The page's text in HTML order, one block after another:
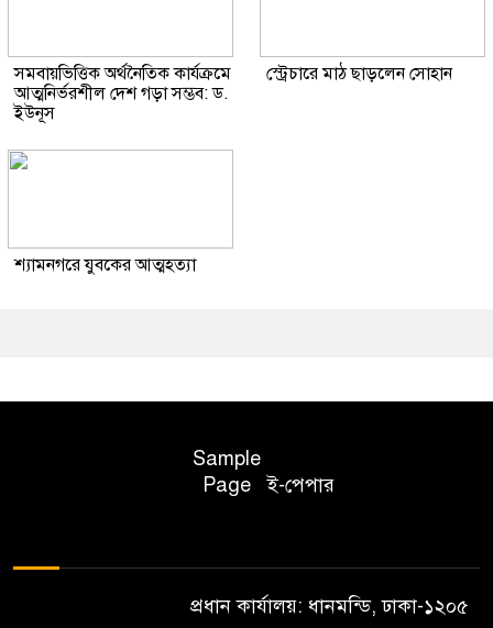
সমবায়ভিত্তিক অর্থনৈতিক কার্যক্রমে
আত্মনির্ভরশীল দেশ গড়া সম্ভব: ড.
ইউনূস
স্ট্রেচারে মাঠ ছাড়লেন সোহান
শ্যামনগরে যুবকের আত্মহত্যা
Sample
Page
ই-পেপার
প্রধান কার্যালয়: ধানমন্ডি, ঢাকা-১২০৫